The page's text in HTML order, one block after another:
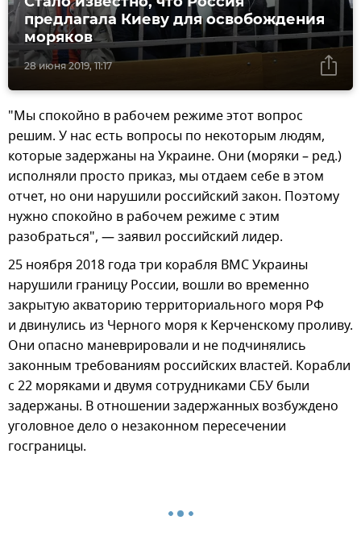
28 июня 2019, 11:17
предлагала Киеву для освобождения
моряков
"Мы спокойно в рабочем режиме этот вопрос
решим. У нас есть вопросы по некоторым людям,
которые задержаны на Украине. Они (моряки – ред.)
исполняли просто приказ, мы отдаем себе в этом
отчет, но они нарушили российский закон. Поэтому
нужно спокойно в рабочем режиме с этим
разобраться", — заявил российский лидер.
25 ноября 2018 года три корабля ВМС Украины
нарушили границу России, вошли во временно
закрытую акваторию территориального моря РФ
и двинулись из Черного моря к Керченскому проливу.
Они опасно маневрировали и не подчинялись
законным требованиям российских властей. Корабли
с 22 моряками и двумя сотрудниками СБУ были
задержаны. В отношении задержанных возбуждено
уголовное дело о незаконном пересечении
госграницы.